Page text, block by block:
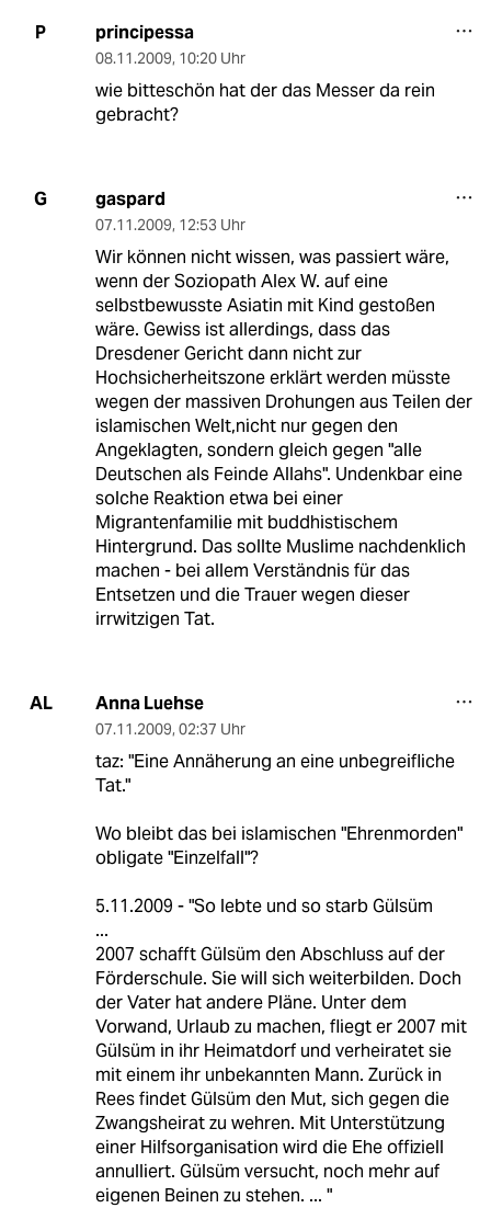
P principessa
08.11.2009, 10:20 Uhr
wie bitteschön hat der das Messer da rein
gebracht?
G gaspard
07.11.2009, 12:53 Uhr
Wir können nicht wissen, was passiert wäre,
wenn der Soziopath Alex W. auf eine
selbstbewusste Asiatin mit Kind gestoßen
wäre. Gewiss ist allerdings, dass das
Dresdener Gericht dann nicht zur
Hochsicherheitszone erklärt werden müsste
wegen der massiven Drohungen aus Teilen der
islamischen Welt,nicht nur gegen den
Angeklagten, sondern gleich gegen "alle
Deutschen als Feinde Allahs". Undenkbar eine
solche Reaktion etwa bei einer
Migrantenfamilie mit buddhistischem
Hintergrund. Das sollte Muslime nachdenklich
machen - bei allem Verständnis für das
Entsetzen und die Trauer wegen dieser
irrwitzigen Tat.
AL Anna Luehse
07.11.2009, 02:37 Uhr
taz: "Eine Annäherung an eine unbegreifliche
Tat."
Wo bleibt das bei islamischen "Ehrenmorden"
obligate "Einzelfall"?
5.11.2009 - "So lebte und so starb Gülsüm
...
2007 schafft Gülsüm den Abschluss auf der
Förderschule. Sie will sich weiterbilden. Doch
der Vater hat andere Pläne. Unter dem
Vorwand, Urlaub zu machen, fliegt er 2007 mit
Gülsüm in ihr Heimatdorf und verheiratet sie
mit einem ihr unbekannten Mann. Zurück in
Rees findet Gülsüm den Mut, sich gegen die
Zwangsheirat zu wehren. Mit Unterstützung
einer Hilfsorganisation wird die Ehe offiziell
annulliert. Gülsüm versucht, noch mehr auf
eigenen Beinen zu stehen. ... "